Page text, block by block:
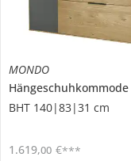
MONDO
Hängeschuhkommode
BHT 140|83|31 cm
1.619,00 €***